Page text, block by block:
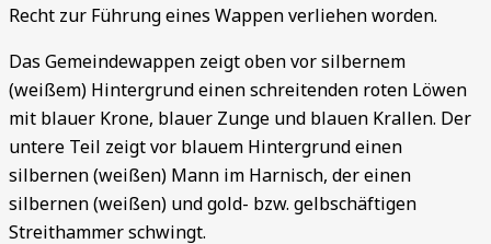
Recht zur Führung eines Wappen verliehen worden.
Das Gemeindewappen zeigt oben vor silbernem
(weißem) Hintergrund einen schreitenden roten Löwen
mit blauer Krone, blauer Zunge und blauen Krallen. Der
untere Teil zeigt vor blauem Hintergrund einen
silbernen (weißen) Mann im Harnisch, der einen
silbernen (weißen) und gold- bzw. gelbschäftigen
Streithammer schwingt.